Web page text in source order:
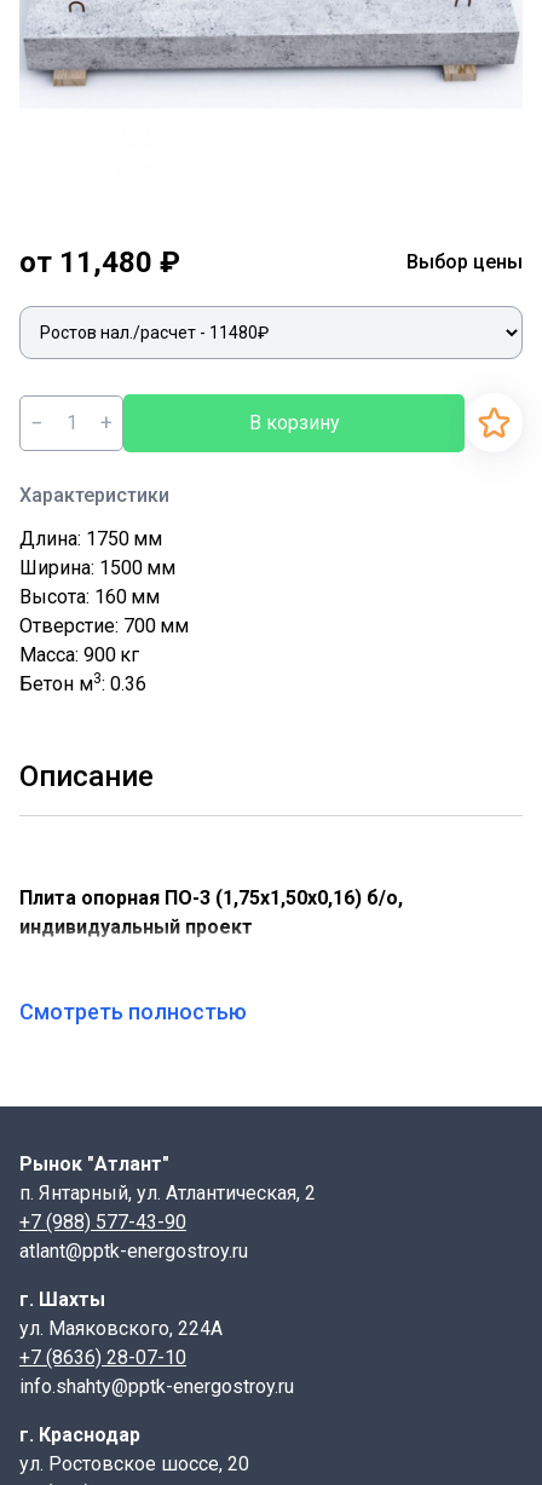
от 11,480 ₽ Выбор цены
− + В корзину
Характеристики
Длина: 1750 мм
Ширина: 1500 мм
Высота: 160 мм
Отверстие: 700 мм
Масса: 900 кг
Бетон м3: 0.36
Описание
Плита опорная ПО-3 (1,75х1,50х0,16) б/о,
индивидуальный проект
ПО-3 предназначена для организации надежных
смотрового оборудования и ревизионных шахт.
Характеристика:
Ширина: 1500 мм.
Высота: 160 мм.
Вес: 900 кг
Объем бетона: 0,36 м3
Конструкция и область применения:
Смотреть полностью
Рынок "Атлант"
п. Янтарный, ул. Атлантическая, 2
+7 (988) 577-43-90
atlant@pptk-energostroy.ru
г. Шахты
ул. Маяковского, 224А
+7 (8636) 28-07-10
info.shahty@pptk-energostroy.ru
г. Краснодар
ул. Ростовское шоссе, 20